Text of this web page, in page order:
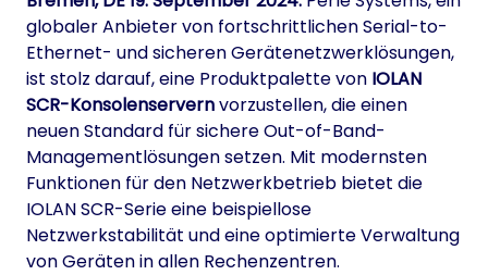
globaler Anbieter von fortschrittlichen Serial-to-
Ethernet- und sicheren Gerätenetzwerklösungen,
ist stolz darauf, eine Produktpalette von IOLAN
SCR-Konsolenservernvorzustellen, die einen
neuen Standard für sichere Out-of-Band-
Managementlösungen setzen. Mit modernsten
Funktionen für den Netzwerkbetrieb bietet die
IOLAN SCR-Serie eine beispiellose
Netzwerkstabilität und eine optimierte Verwaltung
von Geräten in allen Rechenzentren.